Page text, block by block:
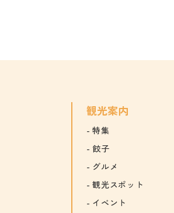
観光案内
特集
餃子
グルメ
観光スポット
イベント